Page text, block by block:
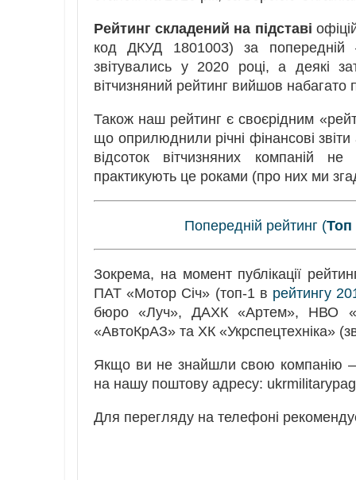
Рейтинг складений на підставі
код ДКУД 1801003) за попередній
звітувались у 2020 році, а деякі
вітчизняний рейтинг вийшов набагато
Також наш рейтинг є своєрідним
що оприлюднили річні фінансові
відсоток вітчизняних компаній
практикують це роками (про них ми
Попередній рейтинг (Топ
Зокрема, на момент публікації
ПАТ «Мотор Січ» (топ-1 в рейтингу
бюро «Луч», ДАХК «Артем», НВО
«АвтоКрАЗ» та ХК «Укрспецтехніка»
Якщо ви не знайшли свою компанію –
на нашу поштову адресу:
Для перегляду на телефоні